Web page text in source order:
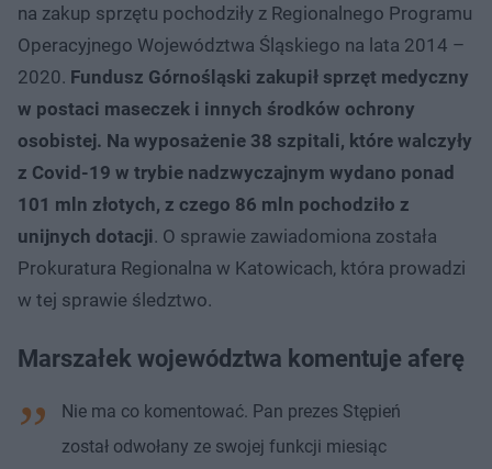
na zakup sprzętu pochodziły z Regionalnego Programu
Operacyjnego Województwa Śląskiego na lata 2014 –
2020. Fundusz Górnośląski zakupił sprzęt medyczny
w postaci maseczek i innych środków ochrony
osobistej. Na wyposażenie 38 szpitali, które walczyły
z Covid-19 w trybie nadzwyczajnym wydano ponad
101 mln złotych, z czego 86 mln pochodziło z
unijnych dotacji. O sprawie zawiadomiona została
Prokuratura Regionalna w Katowicach, która prowadzi
w tej sprawie śledztwo.
Marszałek województwa komentuje aferę
Nie ma co komentować. Pan prezes Stępień
został odwołany ze swojej funkcji miesiąc